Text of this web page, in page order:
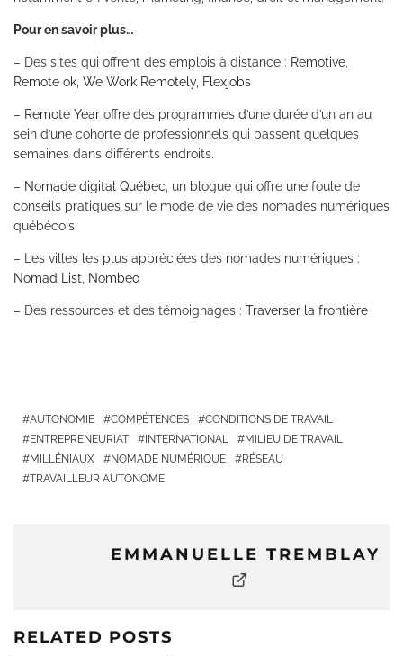
Pour en savoir plus…
– Des sites qui offrent des emplois à distance : Remotive
Remote ok We Work Remotely, Flexjobs
– Remote Year offre des programmes d’une durée d’un an au
sein d’une cohorte de professionnels qui passent quelques
semaines dans différents endroits.
– Nomade digital Québec , un blogue qui offre une foule de
conseils pratiques sur le mode de vie des nomades numériques
québécois
– Les villes les plus appréciées des nomades numériques :
Nomad List Nombeo
– Des ressources et des témoignages : Traverser la frontière
AUTONOMIE COMPÉTENCES
CONDITIONS DE TRAVAIL
ENTREPRENEURIAT
INTERNATIONAL
MILIEU DE TRAVAIL
MILLÉNIAUX
NOMADE NUMÉRIQUE
RÉSEAU
TRAVAILLEUR AUTONOME
EMMANUELLE TREMBLAY
RELATED POSTS